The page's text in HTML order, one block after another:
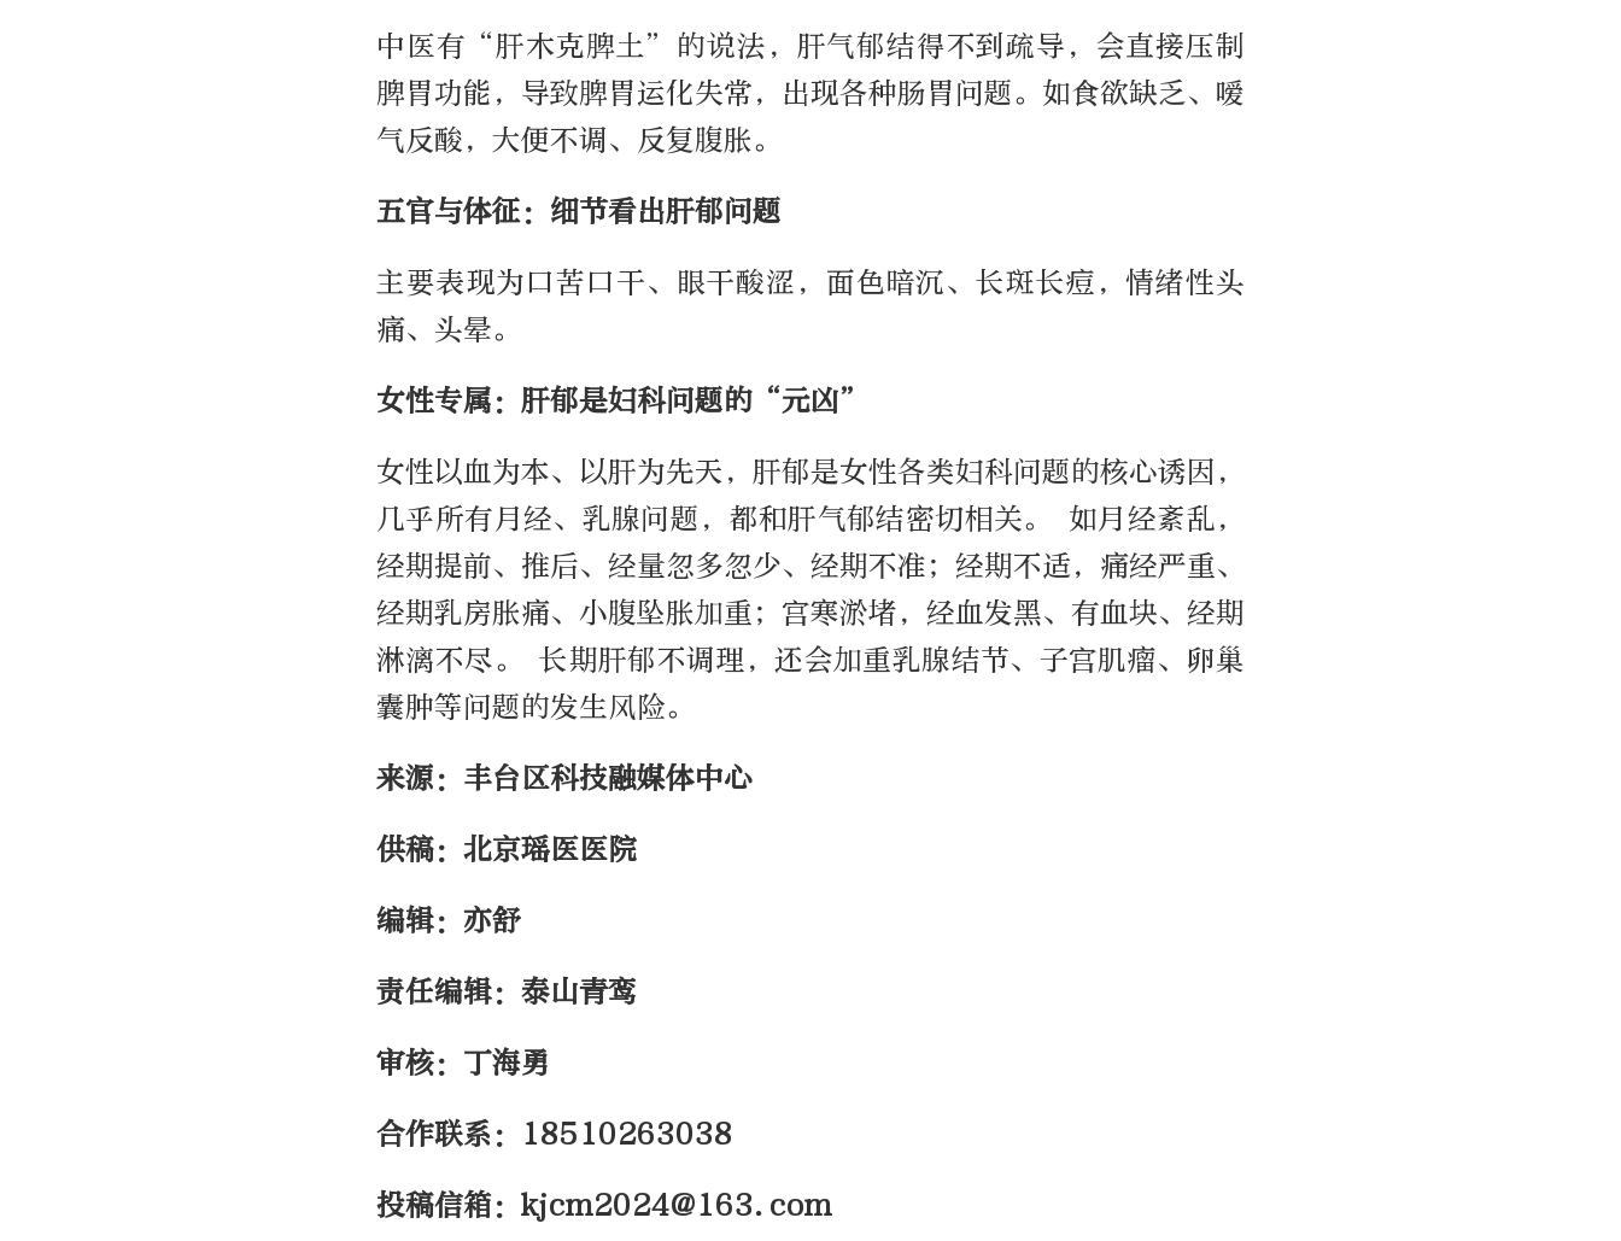
中医有“肝木克脾土”的说法，肝气郁结得不到疏导，会直接压制
脾胃功能，导致脾胃运化失常，出现各种肠胃问题。如食欲缺乏、嗳
气反酸，大便不调、反复腹胀。
五官与体征：细节看出肝郁问题
主要表现为口苦口干、眼干酸涩，面色暗沉、长斑长痘，情绪性头
痛、头晕。
女性专属：肝郁是妇科问题的“元凶”
女性以血为本、以肝为先天，肝郁是女性各类妇科问题的核心诱因，
几乎所有月经、乳腺问题，都和肝气郁结密切相关。 如月经紊乱，
经期提前、推后、经量忽多忽少、经期不准；经期不适，痛经严重、
经期乳房胀痛、小腹坠胀加重；宫寒淤堵，经血发黑、有血块、经期
淋漓不尽。 长期肝郁不调理，还会加重乳腺结节、子宫肌瘤、卵巢
囊肿等问题的发生风险。
来源：丰台区科技融媒体中心
供稿：北京瑶医医院
编辑：亦舒
责任编辑：泰山青鸾
审核：丁海勇
合作联系： 18510263038
投稿信箱： kjcm2024@163.com